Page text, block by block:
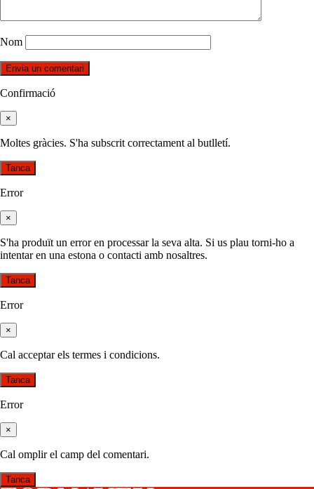
Nom
Confirmació
×
Moltes gràcies. S'ha subscrit correctament al butlletí.
Tanca
Error
×
S'ha produït un error en processar la seva alta. Si us plau torni-ho a
intentar en una estona o contacti amb nosaltres.
Tanca
Error
×
Cal acceptar els termes i condicions.
Tanca
Error
×
Cal omplir el camp del comentari.
Tanca